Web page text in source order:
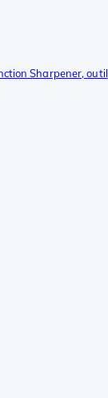
Sharpener, outil